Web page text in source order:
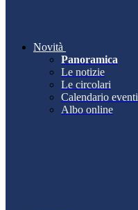
Novità
Panoramica
Le notizie
Le circolari
Calendario eventi
Albo online